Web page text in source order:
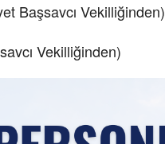
Başsavcı Vekilliğinden)
Vekilliğinden)